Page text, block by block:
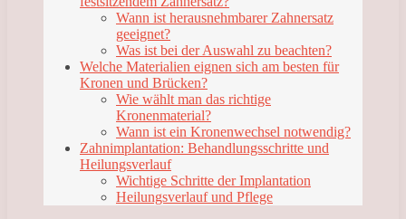
Wann ist herausnehmbarer Zahnersatz
geeignet?
Was ist bei der Auswahl zu beachten?
Welche Materialien eignen sich am besten für
Kronen und Brücken?
Wie wählt man das richtige
Kronenmaterial?
Wann ist ein Kronenwechsel notwendig?
Zahnimplantation: Behandlungsschritte und
Heilungsverlauf
Wichtige Schritte der Implantation
Heilungsverlauf und Pflege